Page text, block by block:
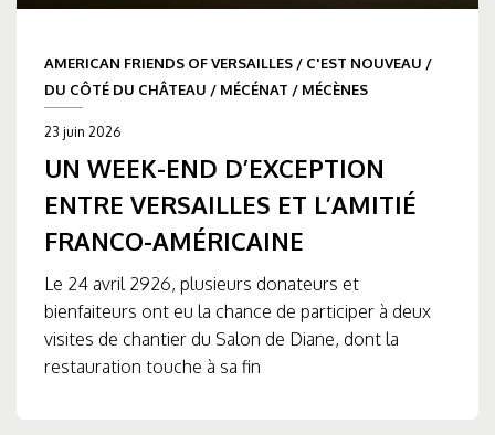
AMERICAN FRIENDS OF VERSAILLES / C'EST NOUVEAU /
DU CÔTÉ DU CHÂTEAU / MÉCÉNAT / MÉCÈNES
23 juin 2026
UN WEEK-END D’EXCEPTION
ENTRE VERSAILLES ET L’AMITIÉ
FRANCO-AMÉRICAINE
Le 24 avril 2926, plusieurs donateurs et
bienfaiteurs ont eu la chance de participer à deux
visites de chantier du Salon de Diane, dont la
restauration touche à sa fin